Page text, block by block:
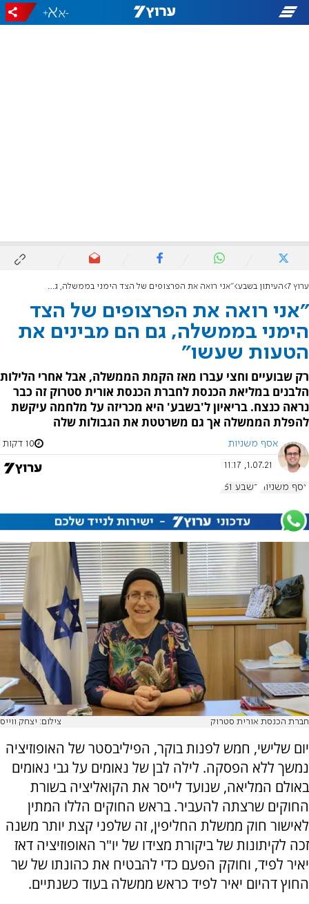
-
+
ערוץ 7 העיתון בשבע "אני רואה את הפרצופים של הצד הימני בממשלה, גם הם מבינים את הטעות שעשו"
"אני רואה את הפרצופים של הצד
הימני בממשלה, גם הם מבינים את
הטעות שעשו"
רק שבועיים וחצי עברו מאז הקמת הממשלה, אבל אחרי הלילות
הלבנים במליאת הכנסת לחברת הכנסת אורית סטרוק זה כבר
נראה כנצח. בריאיון ל'בשבע' היא מכריזה על מלחמה עיקשת
להפלת הממשלה אך גם משרטטת את הגבולות שלה
אסף משניות 10 דקות
1.07.21, 11:17
אסף משניות בשבע 951
חברת הכנסת אורית סטרוק צילום: יצחק ווייס
יום שלישי, חמש לפנות בוקר, הפיליבסטר של האופוזיציה
נמשך ללא הפסקה. לילה לבן של נאומים על גבי נאומים
באולם המליאה, שנועד לייסר את הקואליציה בשורת
החוקים שרצתה להעביר. בראש החוקים הללו המתין
לאישור חוק ממשלת החליפין, זה שלפני קצת יותר משנה
זכה לקיתונות של ביקורת מצידו של יו"ר האופוזיציה דאז
יאיר לפיד, וחוקק הפעם כדי להבטיח את כהונתו של שר
החוץ דהיום יאיר לפיד כראש ממשלה בעוד כשנתיים.